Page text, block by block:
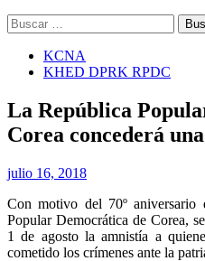
Buscar:
KCNA
KHED DPRK RPDC
La República
Corea concederá
julio 16, 2018
Con motivo del 70º
Popular Democrática de Corea,
1 de agosto la amnistía a
cometido los crímenes ante la